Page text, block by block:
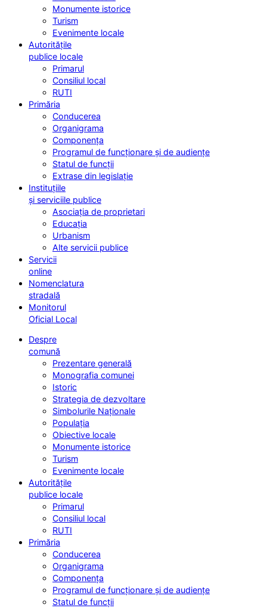
Monumente istorice
Turism
Evenimente locale
Autoritățile
publice locale
Primarul
Consiliul local
RUTI
Primăria
Conducerea
Organigrama
Componența
Programul de funcționare și de audiențe
Statul de funcții
Extrase din legislație
Instituțiile
și serviciile publice
Asociația de proprietari
Educația
Urbanism
Alte servicii publice
Servicii
online
Nomenclatura
stradală
Monitorul
Oficial Local
Despre
comună
Prezentare generală
Monografia comunei
Istoric
Strategia de dezvoltare
Simbolurile Naționale
Populația
Obiective locale
Monumente istorice
Turism
Evenimente locale
Autoritățile
publice locale
Primarul
Consiliul local
RUTI
Primăria
Conducerea
Organigrama
Componența
Programul de funcționare și de audiențe
Statul de funcții